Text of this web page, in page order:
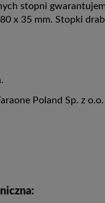
stopni
x 35 mm. Stopki
Poland Sp. z o.o.